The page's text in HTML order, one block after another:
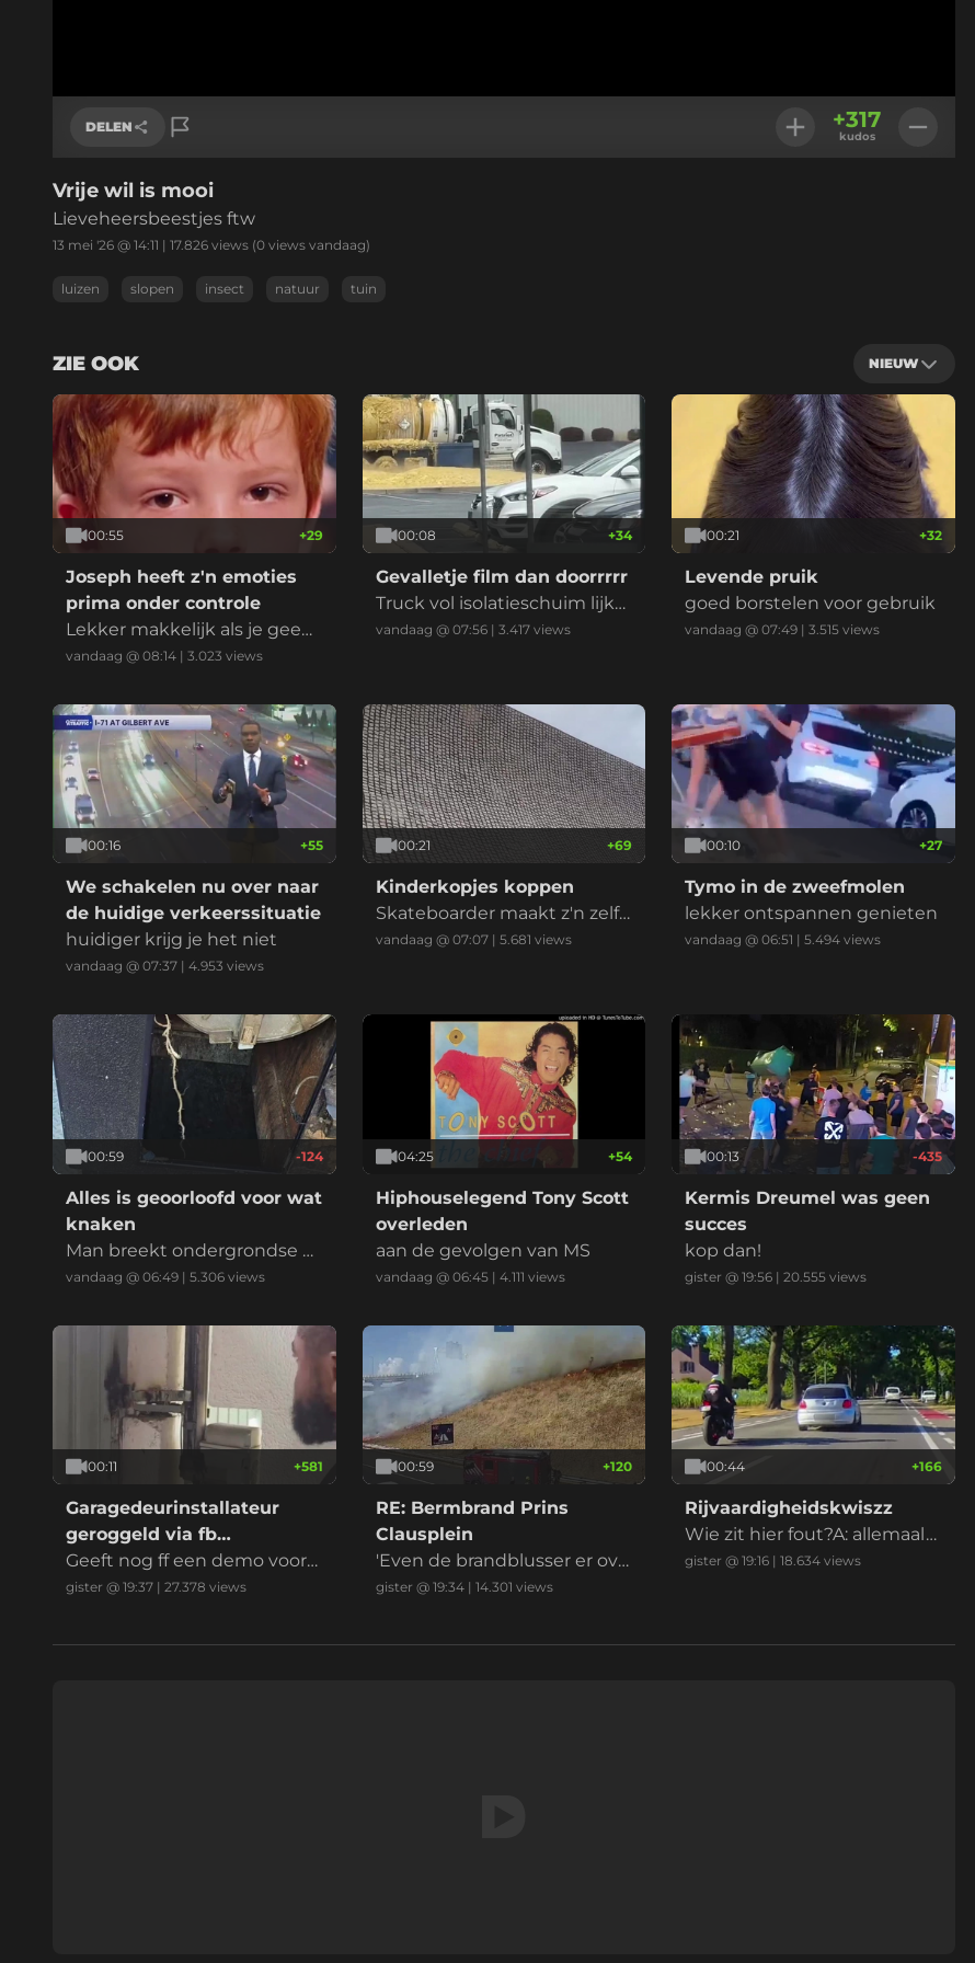
DELEN
Link kopiëren
+317
kudos
Vrije wil is mooi
Lieveheersbeestjes ftw
13 mei '26 @ 14:11 | 17.826 views (0 views vandaag)
luizen slopen insect natuur tuin
ZIE OOK NIEUW
00:55 +29
Joseph heeft z'n emoties
prima onder controle
Lekker makkelijk als je geen
ziel hebt natuurlijk
vandaag @ 08:14 | 3.023 views
00:08 +34
Gevalletje film dan doorrrrr
Truck vol isolatieschuim lijkt l
ek, maar we weten het niet
vandaag @ 07:56| 3.417views
00:21 +32
Levende pruik
goed borstelen voor gebruik
vandaag @ 07:49 |3.515 views
00:16 +55
We schakelen nu over naar
de huidige verkeerssituatie
huidiger krijg je het niet
vandaag @ 07:37 | 4.953 views
00:21 +69
Kinderkopjes koppen
Skateboarder maakt z'n zelfh
ype niet helemaal waar.
vandaag @ 07:07| 5.681 views
00:10 +27
Tymo in de zweefmolen
lekker ontspannen genieten
vandaag @ 06:51 |5.494 views
00:59 -124
Alles is geoorloofd voor wat
knaken
Man breekt ondergrondse c
ontainer open en klimt er in
vandaag @ 06:49 | 5.306 views
04:25 +54
Hiphouselegend Tony Scott
overleden
aan de gevolgen van MS
vandaag @ 06:45| 4.111 views
00:13 -435
Kermis Dreumel was geen
succes
kop dan!
gister @ 19:56 |20.555 views
00:11 +581
Garagedeurinstallateur
geroggeld via fb
marktplaats
Geeft nog ff een demo voord
at ik betaal
gister @ 19:37 | 27.378 views
00:59 +120
RE: Bermbrand Prins
Clausplein
'Even de brandblusser er ove
r en het is geblust' riep iema
gister @ 19:34| 14.301 views
00:44 +166
Rijvaardigheidskwiszz
Wie zit hier fout?A: allemaal
B: iedereenC: alle betrokken
gister @ 19:16 |18.634 views